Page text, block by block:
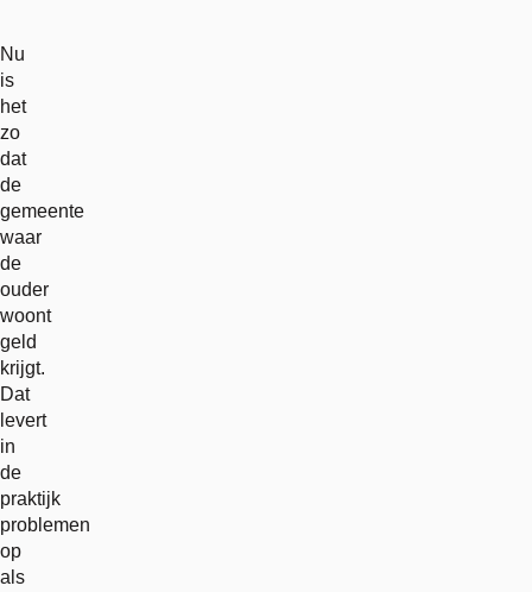
Nu
is
het
zo
dat
de
gemeente
waar
de
ouder
woont
geld
krijgt.
Dat
levert
in
de
praktijk
problemen
op
als